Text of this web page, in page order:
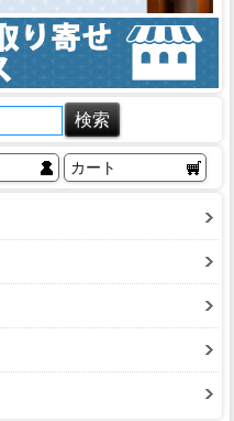
カート